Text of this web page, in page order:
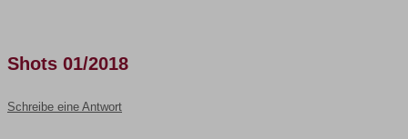
Shots 01/2018
Schreibe eine Antwort